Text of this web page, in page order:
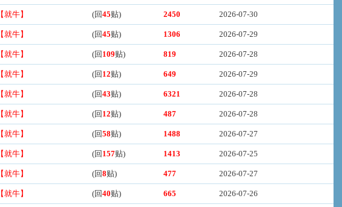
【就牛】 (回45贴) 2450 2026-07-30
【就牛】 (回45贴) 1306 2026-07-29
【就牛】 (回 109贴) 819 2026-07-28
【就牛】 (回 12贴) 649 2026-07-29
【就牛】 (回43贴) 6321 2026-07-28
【就牛】 (回 12贴) 487 2026-07-28
【就牛】 (回58贴) 1488 2026-07-27
【就牛】 (回 157贴) 1413 2026-07-25
【就牛】 (回8贴) 477 2026-07-27
【就牛】 (回40贴) 665 2026-07-26